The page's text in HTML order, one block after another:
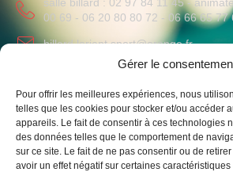
Gérer le
Pour offrir les meilleures expériences, nous
telles que les cookies pour stocker et/ou accéder
appareils. Le fait de consentir à ces technologies
des données telles que le comportement de
sur ce site. Le fait de ne pas consentir ou de
avoir un effet négatif sur certaines caractéristiques
00 69 - 06 20 80 80 72 - 06 66 65 77
billard.lorient.sport@orange.fr
Lundi au Vendredi: 09h-12h / 14h-19h
Samedi: 10h-12h